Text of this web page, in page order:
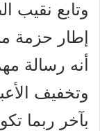
وتابع نقيب
إطار حزمة
أنه رسالة
وتخفيف
بآخر ربما